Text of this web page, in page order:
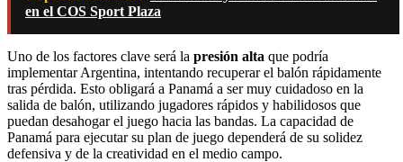
en el COS Sport Plaza
Uno de los factores clave será la presión alta que podría
implementar Argentina, intentando recuperar el balón rápidamente
tras pérdida. Esto obligará a Panamá a ser muy cuidadoso en la
salida de balón, utilizando jugadores rápidos y habilidosos que
puedan desahogar el juego hacia las bandas. La capacidad de
Panamá para ejecutar su plan de juego dependerá de su solidez
defensiva y de la creatividad en el medio campo.